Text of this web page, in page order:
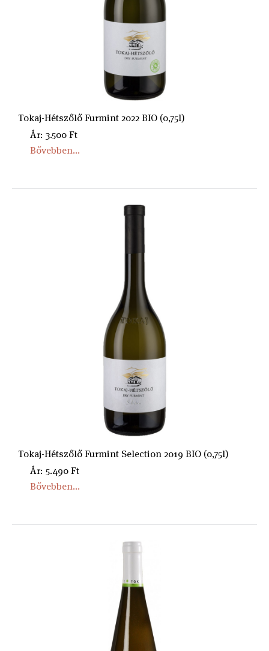
Tokaj-Hétszőlő Furmint 2022 BIO (0,75l)
Ár: 3.500 Ft
Bővebben...
Tokaj-Hétszőlő Furmint Selection 2019 BIO (0,75l)
Ár: 5.490 Ft
Bővebben...